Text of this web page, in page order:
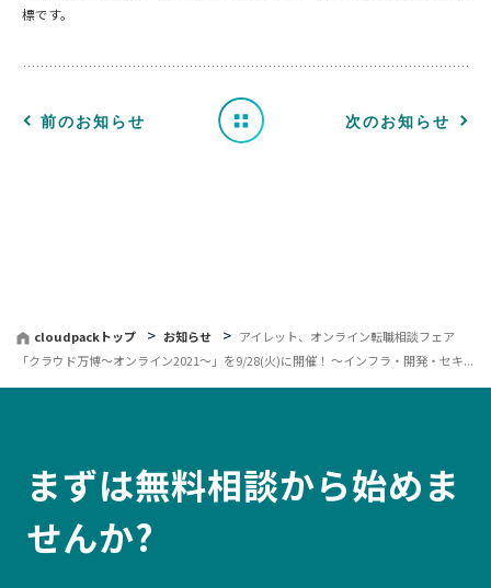
標です。
前のお知らせ
せ
一 次のお知らせ
cloudpackトップ お知らせ
アイレット、オンライン転職相談フェア
「クラウド万博〜オンライン2021〜」を9/28(火)に開催！ 〜インフラ・開発・セキ...
まずは無料相談から始めま
せんか?